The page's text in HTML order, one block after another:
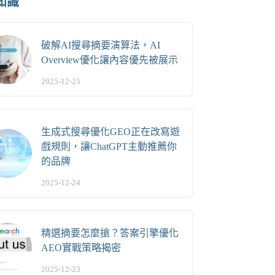
破解AI搜尋摘要演算法，AI
Overview優化讓內容優先被展示
2025-12-25
生成式搜尋優化GEO正在改寫遊
戲規則，讓ChatGPT主動推薦你
的品牌
2025-12-24
精選摘要怎麼搶？答案引擎優化
AEO實戰策略揭密
2025-12-23